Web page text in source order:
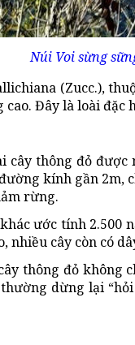
Núi Voi sừng
(Zucc.),
Đây là loài
thông đỏ
kính gần
rừng.
ước tính
cây còn có
thông đỏ
dừng lại